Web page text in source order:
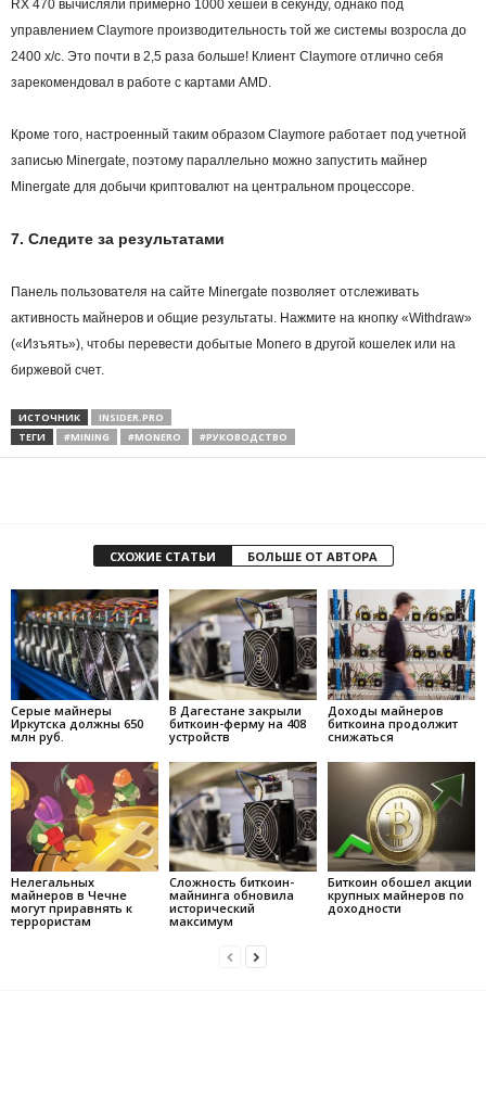
RX 470 вычисляли примерно 1000 хешей в секунду, однако под
управлением Claymore производительность той же системы возросла до
2400 х/с. Это почти в 2,5 раза больше! Клиент Claymore отлично себя
зарекомендовал в работе с картами AMD.
Кроме того, настроенный таким образом Claymore работает под учетной
записью Minergate, поэтому параллельно можно запустить майнер
Minergate для добычи криптовалют на центральном процессоре.
7. Следите за результатами
Панель пользователя на сайте Minergate позволяет отслеживать
активность майнеров и общие результаты. Нажмите на кнопку «Withdraw»
(«Изъять»), чтобы перевести добытые Monero в другой кошелек или на
биржевой счет.
ИСТОЧНИК
INSIDER.PRO
ТЕГИ
#MINING #MONERO #РУКОВОДСТВО
СХОЖИЕ СТАТЬИ БОЛЬШЕ ОТ АВТОРА
Серые майнеры
Иркутска должны 650
млн руб.
В Дагестане закрыли
биткоин-ферму на 408
устройств
Доходы майнеров
биткоина продолжит
снижаться
Нелегальных
майнеров в Чечне
могут приравнять к
террористам
Сложность биткоин-
майнинга обновила
исторический
максимум
Биткоин обошел акции
крупных майнеров по
доходности